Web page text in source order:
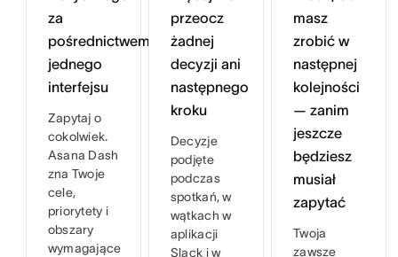
za
pośrednictwem
jednego
interfejsu
Zapytaj o
cokolwiek.
Asana Dash
zna Twoje
cele,
priorytety i
obszary
wymagające
przeocz
żadnej
decyzji ani
następnego
kroku
Decyzje
podjęte
podczas
spotkań, w
wątkach w
aplikacji
Slack i w
masz
zrobić w
następnej
kolejności
— zanim
jeszcze
będziesz
musiał
zapytać
Twoja
zawsze